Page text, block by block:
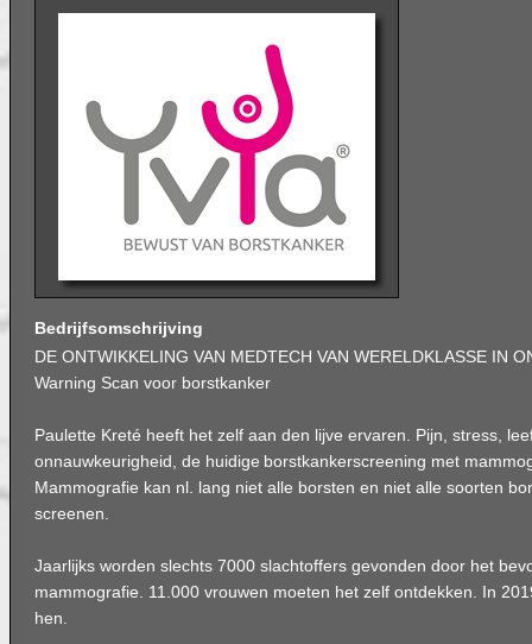
Bedrijfsomschrijving
DE ONTWIKKELING VAN MEDTECH VAN WERELDKLASSE IN
Warning Scan voor borstkanker
Paulette Kreté heeft het zelf aan den lijve ervaren. Pijn, stress,
onnauwkeurigheid, de huidige borstkankerscreening met
Mammografie kan nl. lang niet alle borsten en niet alle soorten
screenen.
Jaarlijks worden slechts 7000 slachtoffers gevonden door het
mammografie. 11.000 vrouwen moeten het zelf ontdekken. In
hen.